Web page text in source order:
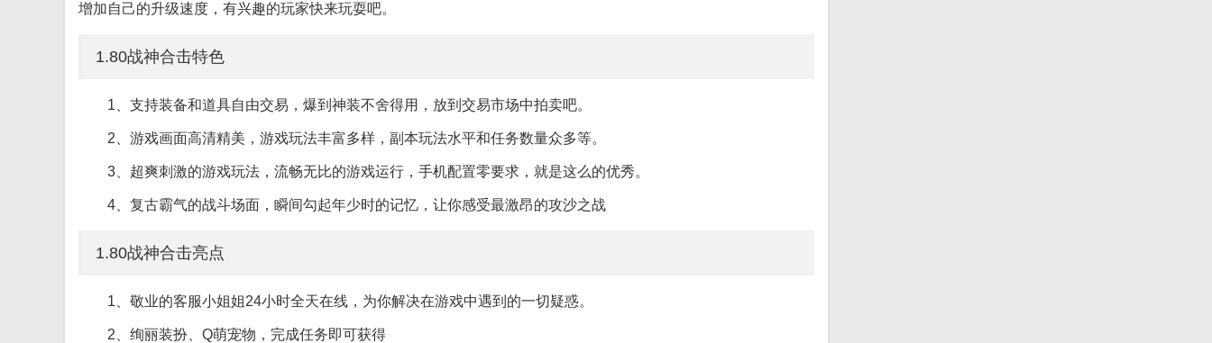
增加自己的升级速度，有兴趣的玩家快来玩耍吧。
1.80战神合击特色
1、支持装备和道具自由交易，爆到神装不舍得用，放到交易市场中拍卖吧。
2、游戏画面高清精美，游戏玩法丰富多样，副本玩法水平和任务数量众多等。
3、超爽刺激的游戏玩法，流畅无比的游戏运行，手机配置零要求，就是这么的优秀。
4、复古霸气的战斗场面，瞬间勾起年少时的记忆，让你感受最激昂的攻沙之战
1.80战神合击亮点
1、敬业的客服小姐姐24小时全天在线，为你解决在游戏中遇到的一切疑惑。
2、绚丽装扮、Q萌宠物，完成任务即可获得